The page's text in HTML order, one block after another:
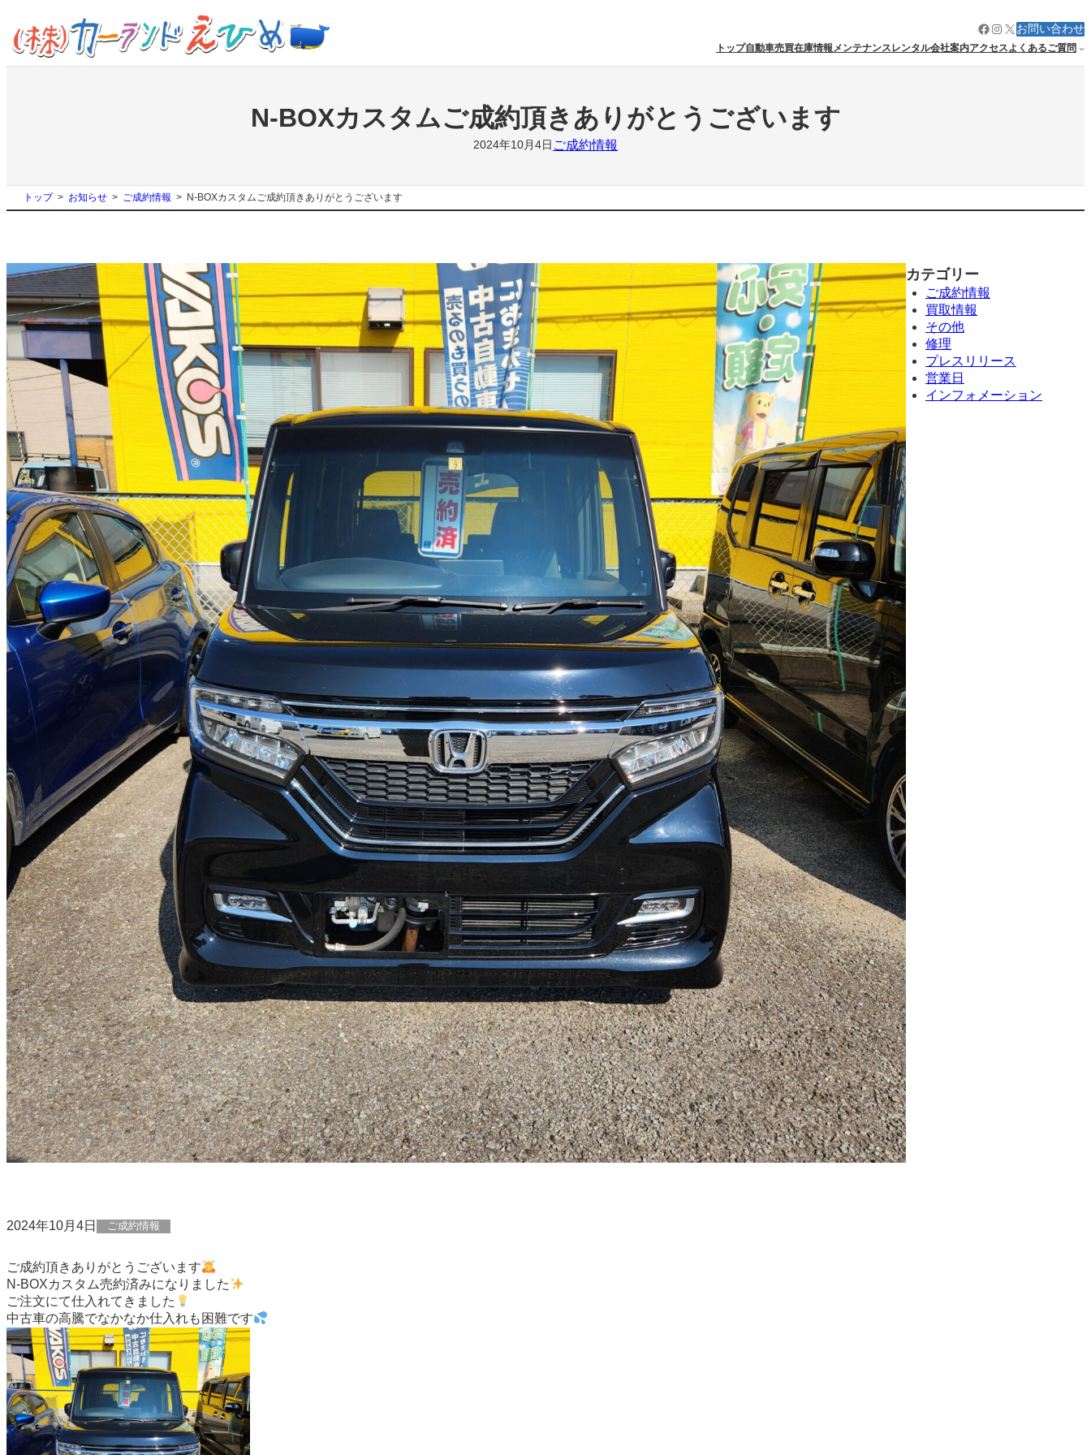
容
を
ス
Facebook
Instagram
X お問い合わせ
トップ自動車売買在庫情報メンテナンス レンタル会社案内アクセスよくあるご質問
N-BOXカスタムご成約頂きありがとうございます
2024年10月4日 ご成約情報
トップ お知らせ ご成約情報 N-BOXカスタムご成約頂きありがとうございます
2024年10月4日 ご成約情報
ご成約頂きありがとうございます
N-BOXカスタム売約済みになりました
ご注文にて仕入れてきました
中古車の高騰でなかなか仕入れも困難です
カテゴリー
ご成約情報
買取情報
その他
修理
プレスリリース
営業日
インフォメーション